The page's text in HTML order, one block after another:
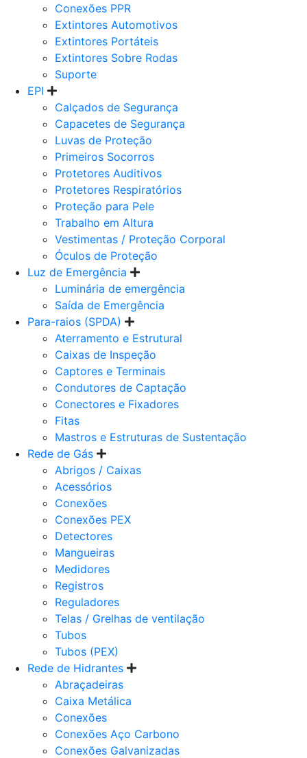
Conexões PPR
Extintores Automotivos
Extintores Portáteis
Extintores Sobre Rodas
Suporte
EPI
Calçados de Segurança
Capacetes de Segurança
Luvas de Proteção
Primeiros Socorros
Protetores Auditivos
Protetores Respiratórios
Proteção para Pele
Trabalho em Altura
Vestimentas / Proteção Corporal
Óculos de Proteção
Luz de Emergência
Luminária de emergência
Saída de Emergência
Para-raios (SPDA)
Aterramento e Estrutural
Caixas de Inspeção
Captores e Terminais
Condutores de Captação
Conectores e Fixadores
Fitas
Mastros e Estruturas de Sustentação
Rede de Gás
Abrigos / Caixas
Acessórios
Conexões
Conexões PEX
Detectores
Mangueiras
Medidores
Registros
Reguladores
Telas / Grelhas de ventilação
Tubos
Tubos (PEX)
Rede de Hidrantes
Abraçadeiras
Caixa Metálica
Conexões
Conexões Aço Carbono
Conexões Galvanizadas